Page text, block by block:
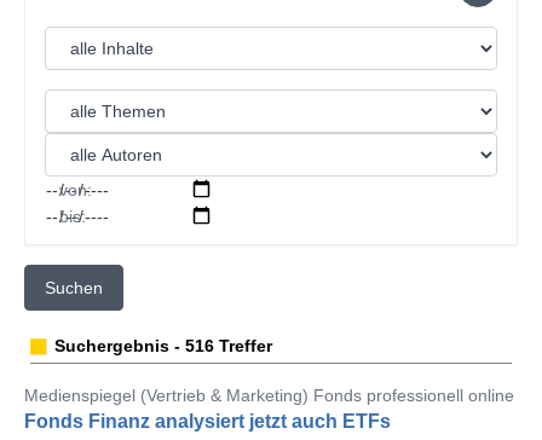
von:
bis:
Suchen
Suchergebnis - 516 Treffer
Medienspiegel (Vertrieb & Marketing) Fonds professionell online
Fonds Finanz analysiert jetzt auch ETFs